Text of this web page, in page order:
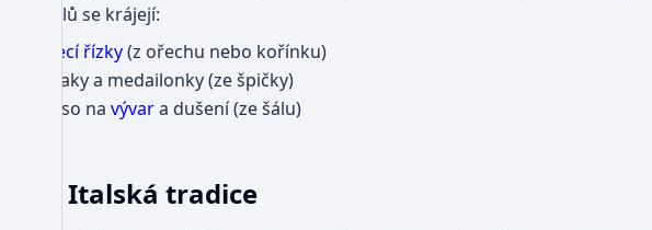
svalů se krájejí:
telecí řízky(z ořechu nebo kořínku)
steaky a medailonky (ze špičky)
maso na vývara dušení (ze šálu)
Italská tradice